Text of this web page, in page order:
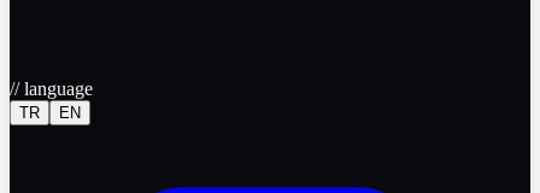
//language
TR EN